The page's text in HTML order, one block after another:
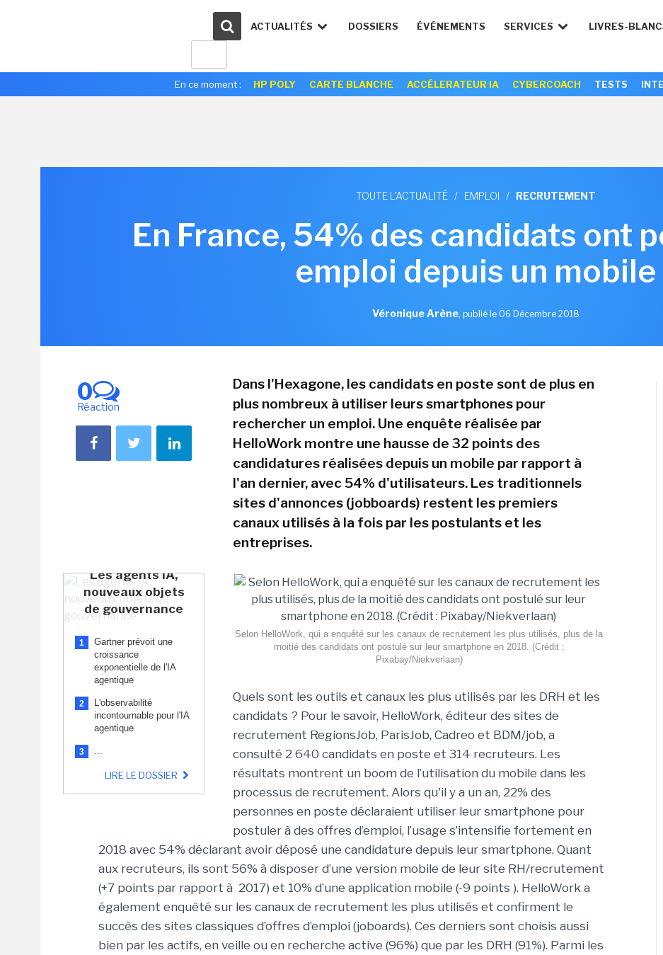
ACTUALITÉS DOSSIERS ÉVÉNEMENTS SERVICES LIVRES-
En ce moment : HP POLY CARTE BLANCHE ACCÉLERATEUR IA CYBERCOACH TESTS
TOUTE L'ACTUALITÉ / EMPLOI / RECRUTEMENT
En France, 54% des candidats ont
emploi depuis un mobile
Véronique Arène, publié le 06 Décembre 2018
0
Réaction
Les agents IA,
nouveaux objets
de gouvernance
1
Gartner prévoit une
croissance
exponentielle de l'IA
agentique
2
L'observabilité
incontournable pour l'IA
agentique
3 ...
LIRE LE DOSSIER
Dans l'Hexagone, les candidats en poste sont de plus en
plus nombreux à utiliser leurs smartphones pour
rechercher un emploi. Une enquête réalisée par
HelloWork montre une hausse de 32 points des
candidatures réalisées depuis un mobile par rapport à
l'an dernier, avec 54% d'utilisateurs. Les traditionnels
sites d'annonces (jobboards) restent les premiers
canaux utilisés à la fois par les postulants et les
entreprises.
Selon HelloWork, qui a enquêté sur les canaux de recrutement les plus utilisés, plus de la
moitié des candidats ont postulé sur leur smartphone en 2018. (Crédit :
Pixabay/Niekverlaan)
Quels sont les outils et canaux les plus utilisés par les DRH et les
candidats ? Pour le savoir, HelloWork, éditeur des sites de
recrutement RegionsJob, ParisJob, Cadreo et BDM/job, a
consulté 2 640 candidats en poste et 314 recruteurs. Les
résultats montrent un boom de l’utilisation du mobile dans les
processus de recrutement. Alors qu'il y a un an, 22% des
personnes en poste déclaraient utiliser leur smartphone pour
postuler à des offres d’emploi, l’usage s’intensifie fortement en
2018 avec 54% déclarant avoir déposé une candidature depuis leur smartphone. Quant
aux recruteurs, ils sont 56% à disposer d’une version mobile de leur site RH/recrutement
(+7 points par rapport à 2017) et 10% d’une application mobile (-9 points ). HelloWork a
également enquêté sur les canaux de recrutement les plus utilisés et confirment le
succès des sites classiques d’offres d’emploi (joboards). Ces derniers sont choisis aussi
bien par les actifs, en veille ou en recherche active (96%) que par les DRH (91%). Parmi les